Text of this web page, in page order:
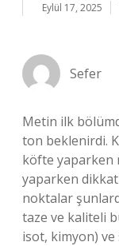
Eylül 17, 2025
Sefer
Metin ilk
ton beklenirdi.
köfte yaparken
yaparken
noktalar
taze ve kaliteli
isot, kimyon) ve